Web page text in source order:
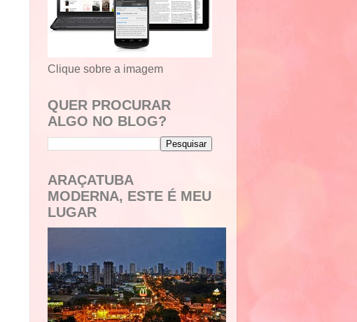
Clique sobre a imagem
QUER PROCURAR
ALGO NO BLOG?
ARAÇATUBA
MODERNA, ESTE É MEU
LUGAR